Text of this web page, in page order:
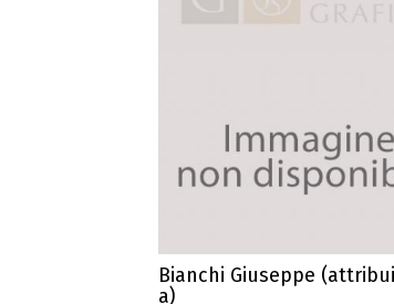
Bianchi Giuseppe
a)